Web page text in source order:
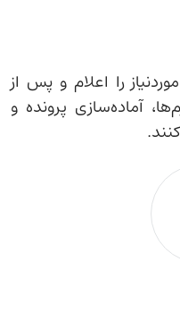
را اعلام و پس از
آماده‌سازی پرونده و